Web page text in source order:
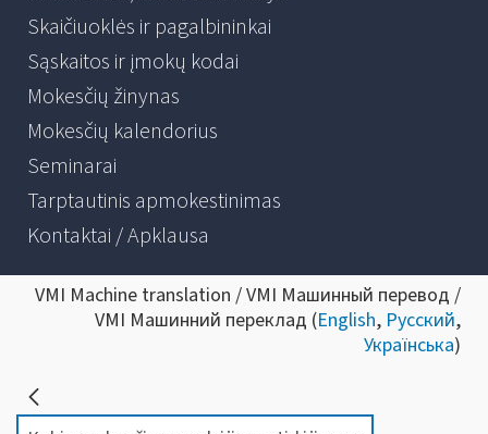
Skaičiuoklės ir pagalbininkai
Sąskaitos ir įmokų kodai
Mokesčių žinynas
Mokesčių kalendorius
Seminarai
Tarptautinis apmokestinimas
Kontaktai / Apklausa
VMI Machine translation / VMI Машинный перевод /
VMI Машинний переклад (English, Русский,
Українська)